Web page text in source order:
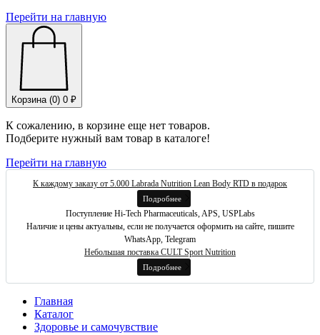
Перейти на главную
Корзина (0) 0 ₽
К сожалению, в корзине еще нет товаров.
Подберите нужный вам товар в каталоге!
Перейти на главную
К каждому заказу от 5.000 Labrada Nutrition Lean Body RTD в подарок
Подробнее
Поступление Hi-Tech Pharmaceuticals, APS, USPLabs
Наличие и цены актуальны, если не получается оформить на сайте, пишите
WhatsApp, Telegram
Небольшая поставка CULT Sport Nutrition
Подробнее
Главная
Каталог
Здоровье и самочувствие